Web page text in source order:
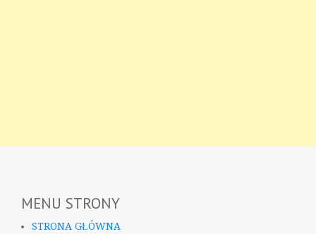
MENU STRONY
STRONA GŁÓWNA